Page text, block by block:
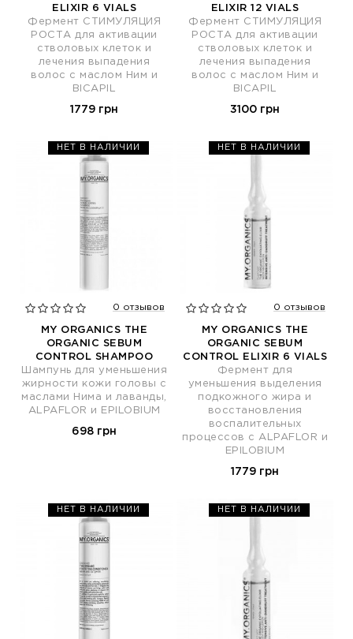
ELIXIR 6 VIALS
Фермент СТИМУЛЯЦИЯ
РОСТА для активации
стволовых клеток и
лечения выпадения
волос с маслом Ним и
BICAPIL
1779 грн
ELIXIR 12 VIALS
Фермент СТИМУЛЯЦИЯ
РОСТА для активации
стволовых клеток и
лечения выпадения
волос с маслом Ним и
BICAPIL
3100 грн
НЕТ В НАЛИЧИИ
0 отзывов
MY ORGANICS THE
ORGANIC SEBUM
CONTROL SHAMPOO
Шампунь для уменьшения
жирности кожи головы с
маслами Нима и лаванды,
ALPAFLOR и EPILOBIUM
698 грн
НЕТ В НАЛИЧИИ
0 отзывов
MY ORGANICS THE
ORGANIC SEBUM
CONTROL ELIXIR 6 VIALS
Фермент для
уменьшения выделения
подкожного жира и
восстановления
воспалительных
процессов с ALPAFLOR и
EPILOBIUM
1779 грн
НЕТ В НАЛИЧИИ НЕТ В НАЛИЧИИ